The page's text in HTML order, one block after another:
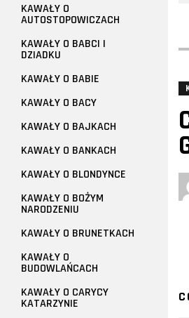
KAWAŁY O
AUTOSTOPOWICZACH
KAWAŁY O BABCI I
DZIADKU
KAWAŁY O BABIE
KAWAŁY O BACY
KAWAŁY O BAJKACH
KAWAŁY O BANKACH
KAWAŁY O BLONDYNCE
KAWAŁY O BOŻYM
NARODZENIU
KAWAŁY O BRUNETKACH
KAWAŁY O
BUDOWLAŃCACH
KAWAŁY O CARYCY
KATARZYNIE